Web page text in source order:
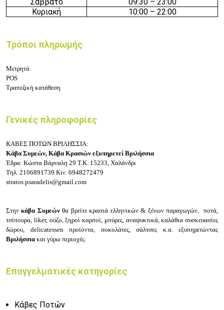
Κυριακή
10:00– 22:00
Τρόποι πληρωμής
Μετρητά
POS
Τραπεζική κατάθεση
Γενικές πληροφορίες
ΚΑΒΕΣ ΠΟΤΩΝ ΒΡΙΛΗΣΣΙΑ:
Κάβα Συμεών, Κάβα Κρασιών εξυπηρετεί Βριλήσσια
Έδρα: Κώστα Βάρναλη 29 Τ.Κ. 15233, Χαλάνδρι
Τηλ. 2106891739 Κιν. 6948272479
stratos.psaradelis@gmail.com
Στηνκάβα Συμεώνθα βρείτε κρασιά ελληνικών & ξένων παραγωγών, ποτά,
τσίπουρα, liker, ούζο, ξηροί καρποί, μπύρες, αναψυκτικά, καλάθια συσκευασίες
δώρου, delicatessen προϊόντα, σοκολάτες, σάλτσες κ.α. εξυπηρετώντας
Βριλήσσια και γύρω περιοχές.
Επαγγελματικές κατηγορίες
Κάβες Ποτών